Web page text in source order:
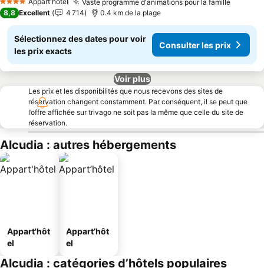
4 Étoiles Vaste programme d'animations pour la famille
8,8 Excellent 4 714 0.4 km de la plage
Sélectionnez des dates pour voir
les prix exacts
Consulter les prix
Voir plus
Les prix et les disponibilités que nous recevons des sites de
réservation changent constamment. Par conséquent, il se peut que
l’offre affichée sur trivago ne soit pas la même que celle du site de
réservation.
Alcudia : autres hébergements
Appart'hôt
el
Appart’hôt
el
Alcudia : catégories d’hôtels populaires